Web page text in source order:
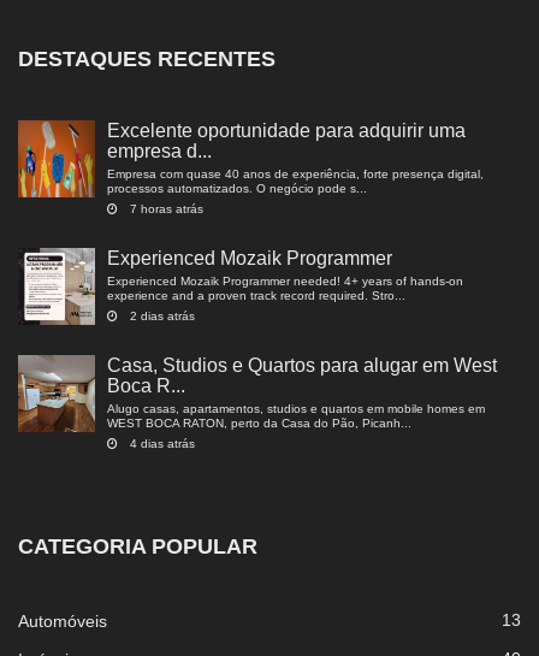
DESTAQUES RECENTES
Excelente oportunidade para adquirir uma
empresa d...
Empresa com quase 40 anos de experiência, forte presença digital,
processos automatizados. O negócio pode s...
7 horas atrás
Experienced Mozaik Programmer
Experienced Mozaik Programmer needed! 4+ years of hands-on
experience and a proven track record required. Stro...
2 dias atrás
Casa, Studios e Quartos para alugar em West
Boca R...
Alugo casas, apartamentos, studios e quartos em mobile homes em
WEST BOCA RATON, perto da Casa do Pão, Picanh...
4 dias atrás
CATEGORIA POPULAR
Automóveis 13